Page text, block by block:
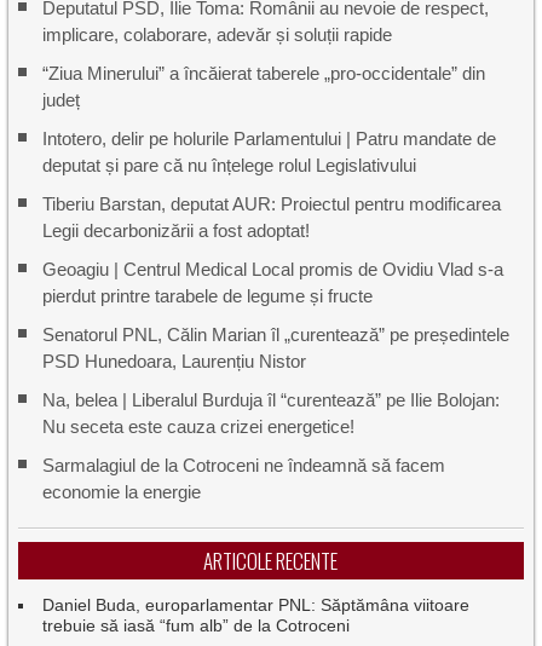
Deputatul PSD, Ilie Toma: Românii au nevoie de respect,
implicare, colaborare, adevăr și soluții rapide
“Ziua Minerului” a încăierat taberele „pro-occidentale” din
județ
Intotero, delir pe holurile Parlamentului | Patru mandate de
deputat și pare că nu înțelege rolul Legislativului
Tiberiu Barstan, deputat AUR: Proiectul pentru modificarea
Legii decarbonizării a fost adoptat!
Geoagiu | Centrul Medical Local promis de Ovidiu Vlad s-a
pierdut printre tarabele de legume și fructe
Senatorul PNL, Călin Marian îl „curentează” pe președintele
PSD Hunedoara, Laurențiu Nistor
Na, belea | Liberalul Burduja îl “curentează” pe Ilie Bolojan:
Nu seceta este cauza crizei energetice!
Sarmalagiul de la Cotroceni ne îndeamnă să facem
economie la energie
ARTICOLE RECENTE
Daniel Buda, europarlamentar PNL: Săptămâna viitoare
trebuie să iasă “fum alb” de la Cotroceni